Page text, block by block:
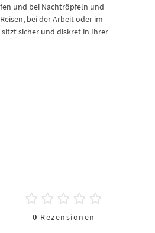
und bei Nachtröpfeln und
bei der Arbeit oder im
sitzt sicher und diskret in Ihrer
0 Rezensionen